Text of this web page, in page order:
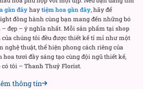
gần đâyhaytiệm hoa gần đây, hãy để
đồng hành cùng bạn mang đến những bó
– đẹp – ý nghĩa nhất. Mỗi sản phẩm tạishop
của chúng tôi đều được thiết kế tỉ mỉ như một
nghệ thuật, thể hiện phong cách riêng của
hoa tươiđầy sáng tạo cùng đội ngũ thiết kế,
có tôi –Thanh Thuỷ Florist.
thông tin